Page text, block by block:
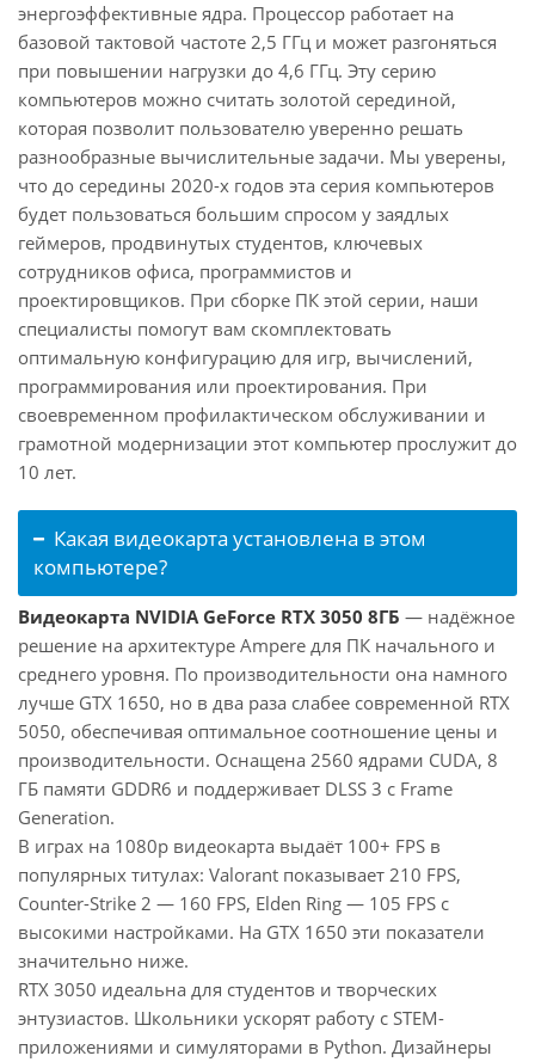
энергоэффективные ядра. Процессор работает на
базовой тактовой частоте 2,5 ГГц и может разгоняться
при повышении нагрузки до 4,6 ГГц. Эту серию
компьютеров можно считать золотой серединой,
которая позволит пользователю уверенно решать
разнообразные вычислительные задачи. Мы уверены,
что до середины 2020-х годов эта серия компьютеров
будет пользоваться большим спросом у заядлых
геймеров, продвинутых студентов, ключевых
сотрудников офиса, программистов и
проектировщиков. При сборке ПК этой серии, наши
специалисты помогут вам скомплектовать
оптимальную конфигурацию для игр, вычислений,
программирования или проектирования. При
своевременном профилактическом обслуживании и
грамотной модернизации этот компьютер прослужит до
10 лет.
Какая видеокарта установлена в этом
компьютере?
Видеокарта NVIDIA GeForce RTX 3050 8ГБ — надёжное
решение на архитектуре Ampere для ПК начального и
среднего уровня. По производительности она намного
лучше GTX 1650, но в два раза слабее современной RTX
5050, обеспечивая оптимальное соотношение цены и
производительности. Оснащена 2560 ядрами CUDA, 8
ГБ памяти GDDR6 и поддерживает DLSS 3 с Frame
Generation.
В играх на 1080p видеокарта выдаёт 100+ FPS в
популярных титулах: Valorant показывает 210 FPS,
Counter-Strike 2 — 160 FPS, Elden Ring — 105 FPS с
высокими настройками. На GTX 1650 эти показатели
значительно ниже.
RTX 3050 идеальна для студентов и творческих
энтузиастов. Школьники ускорят работу с STEM-
приложениями и симуляторами в Python. Дизайнеры